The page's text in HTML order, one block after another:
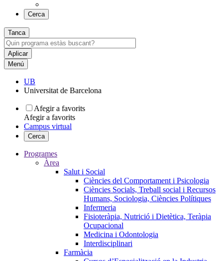
Cerca
Tanca
Menú
UB
Universitat de Barcelona
Afegir a favorits
Afegir a favorits
Campus virtual
Cerca
Programes
Àrea
Salut i Social
Ciències del Comportament i Psicologia
Ciències Socials, Treball social i Recursos
Humans, Sociologia, Ciències Polítiques
Infermeria
Fisioteràpia, Nutrició i Dietètica, Teràpia
Ocupacional
Medicina i Odontologia
Interdisciplinari
Farmàcia